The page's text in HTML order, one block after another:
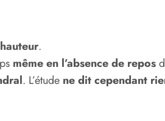
.
même en l’absence de repos
. L’étude ne dit cependant